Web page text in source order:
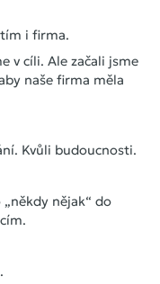
tím i firma.
v cíli. Ale začali jsme
naše firma měla
Kvůli budoucnosti.
nějak“ do